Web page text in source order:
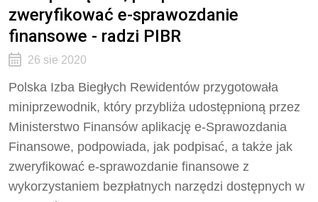
zweryfikować e-sprawozdanie
finansowe - radzi PIBR
26 sie 2020
Polska Izba Biegłych Rewidentów przygotowała
miniprzewodnik, który przybliża udostępnioną przez
Ministerstwo Finansów aplikację e-Sprawozdania
Finansowe, podpowiada, jak podpisać, a także jak
zweryfikować e-sprawozdanie finansowe z
wykorzystaniem bezpłatnych narzędzi dostępnych w